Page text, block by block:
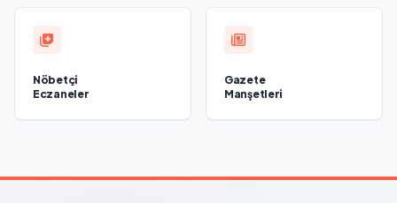
Nöbetçi
Eczaneler
Gazete
Manşetleri